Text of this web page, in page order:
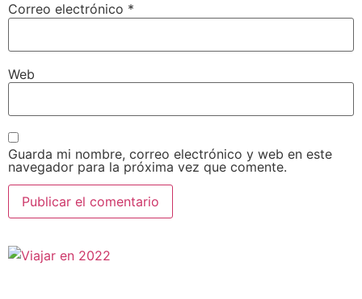
Correo electrónico *
Web
Guarda mi nombre, correo electrónico y web en este
navegador para la próxima vez que comente.